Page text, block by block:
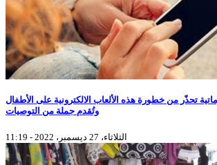
تحذّر من خطورة هذه الألعاب الالكترونية على الأطفال
وتُقدم جملة من التوصيات
الثلاثاء، 27 ديسمبر، 2022 - 11:19